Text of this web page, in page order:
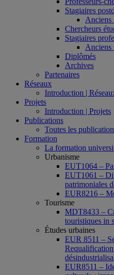
Stagiaires
Anciens
Chercheurs
Stagiaires
Anciens
Diplômés
Archives
Partenaires
Réseaux
Introduction |
Projets
Introduction | Projets
Publications
Toutes les
Formation
La formation
Urbanisme
EUT1064 –
EUT1061 –
patrimoniales
EUR8216 –
Tourisme
MDT8433 –
touristiques in
Études urbaines
EUR 8511 –
EUR8511 –